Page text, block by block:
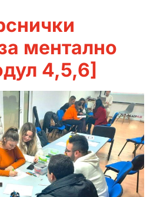
ментално
4,5,6]